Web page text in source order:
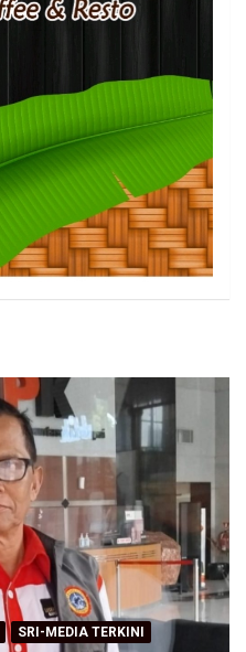
SRI-MEDIA TERKINI